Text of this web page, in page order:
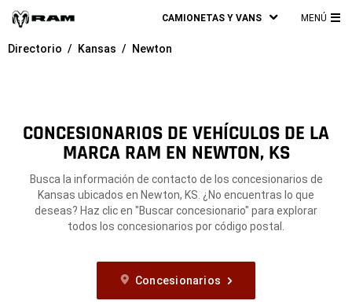
CAMIONETAS Y VANS MENÚ
Directorio Kansas Newton
CONCESIONARIOS DE VEHÍCULOS DE LA
MARCA RAM EN NEWTON, KS
Busca la información de contacto de los concesionarios de
Kansas ubicados en Newton, KS. ¿No encuentras lo que
deseas? Haz clic en "Buscar concesionario" para explorar
todos los concesionarios por código postal.
Concesionarios